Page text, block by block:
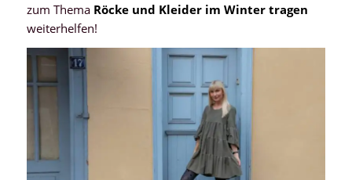
zum Thema Röcke und Kleider im Winter tragen
weiterhelfen!